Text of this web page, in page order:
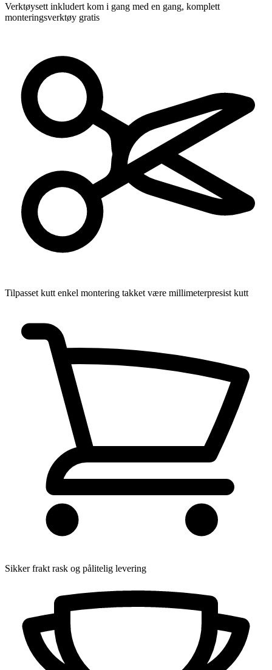
Verktøysett inkludert kom i gang med en gang, komplett
monteringsverktøy gratis
Tilpasset kutt enkel montering takket være millimeterpresist kutt
Sikker frakt rask og pålitelig levering